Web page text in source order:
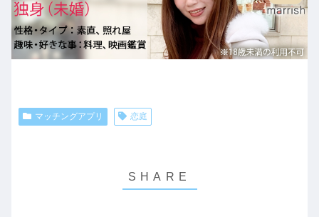
マッチングアプリ 恋庭